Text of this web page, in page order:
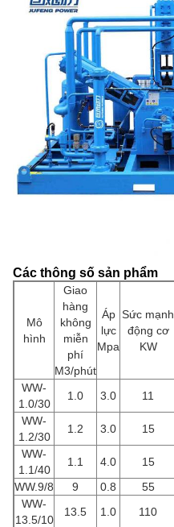
Các thông số sản phẩm
Mô
hình
Giao
hàng
không
miễn
phí
M3/phút
Áp
lực
Mpa
Sức mạnh
động cơ
KW
WW-
1.0/30
1.0 3.0 11
WW-
1.2/30
1.2 3.0 15
WW-
1.1/40
1.1 4.0 15
WW.9/8
9 0.8 55
WW-
13.5/10
13.5 1.0 110